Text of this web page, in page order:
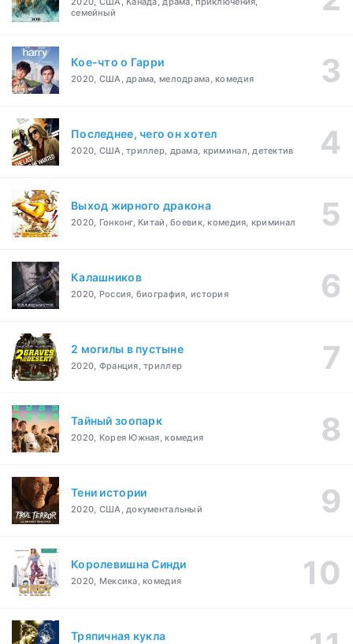
семейный
Кое-что о Гарри
2020, США, драма, мелодрама, комедия
Последнее, чего он хотел
2020, США, триллер, драма, криминал, детектив
Выход жирного дракона
2020, Гонконг, Китай, боевик, комедия, криминал
Калашников
2020, Россия, биография, история
2 могилы в пустыне
2020, Франция, триллер
Тайный зоопарк
2020, Корея Южная, комедия
Тени истории
2020, США, документальный
Королевишна Синди
2020, Мексика, комедия
Тряпичная кукла